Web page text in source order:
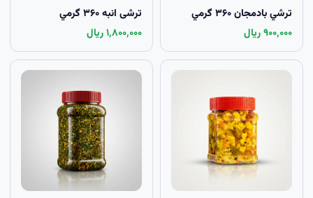
ترشي بادمجان ۳۶۰ گرمي
۹۰۰٬۰۰۰ ریال
ترشی انبه ۳۶۰ گرمي
۱٬۸۰۰٬۰۰۰ ریال